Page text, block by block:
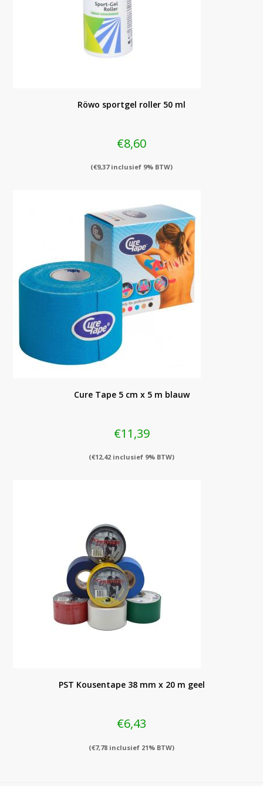
Röwo sportgel roller 50 ml
€8,60
(€9,37inclusief 9% BTW)
Cure Tape 5 cm x 5 m blauw
€11,39
(€12,42 inclusief 9% BTW)
PST Kousentape 38 mm x 20 m geel
€6,43
(€7,78 inclusief 21% BTW)